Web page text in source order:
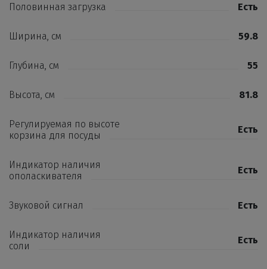
Половинная загрузка Есть
Ширина, см 59.8
Глубина, см 55
Высота, см 81.8
Регулируемая по высоте
корзина для посуды
Есть
Индикатор наличия
ополаскивателя
Есть
Звуковой сигнал Есть
Индикатор наличия
соли
Есть